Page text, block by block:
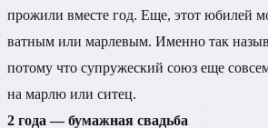
прожили вместе год. Еще, этот юбилей
ватным или марлевым. Именно так
потому что супружеский союз еще
на марлю или ситец.
2 года — бумажная свадьба